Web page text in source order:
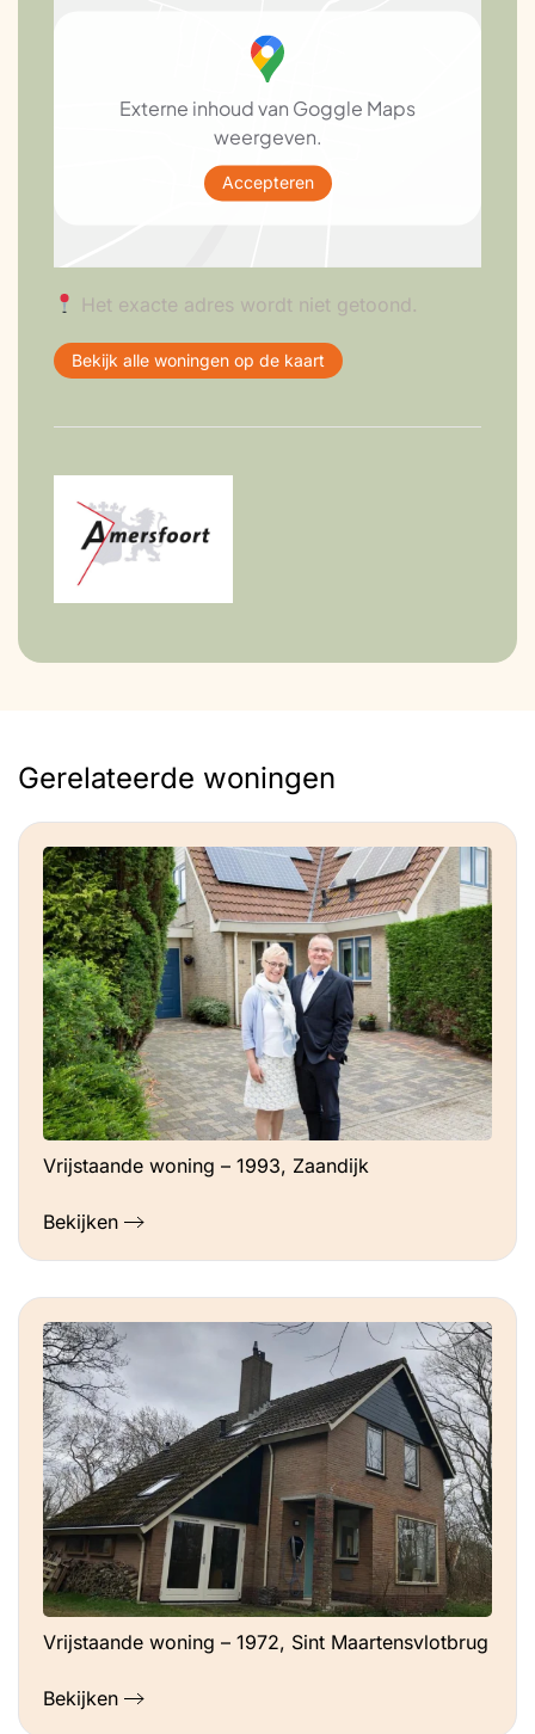
Externe inhoud van Goggle Maps
weergeven.
Accepteren
Het exacte adres wordt niet getoond.
Bekijk alle woningen op de kaart
Gerelateerde woningen
Vrijstaande woning – 1993, Zaandijk
Bekijken
Vrijstaande woning – 1972, Sint Maartensvlotbrug
Bekijken